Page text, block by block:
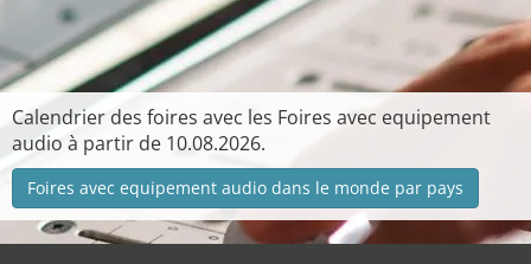
Calendrier des foires avec les Foires avec equipement
audio à partir de 10.08.2026.
Foires avec equipement audio dans le monde par pays